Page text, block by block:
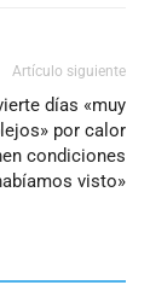
Artículo siguiente
días «muy
por calor
condiciones
visto»